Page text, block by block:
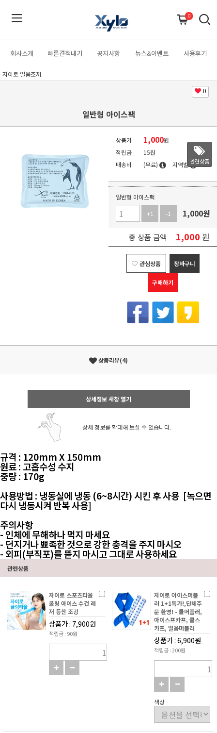
0
회사소개 빠른견적내기 공지사항 뉴스&이벤트 사용후기
자이로 얼음조끼
0
일반형 아이스팩
상품가 1,000원
적립금
15원
배송비
(무료) 지역별 관련상품
일반형 아이스팩
+1
-1 1,000원
총 상품 금액 1,000 원
관심상품 장바구니
구매하기
상품리뷰(4)
상세정보 새창 열기
상세 정보를 확대해 보실 수 있습니다.
규격 : 120mm X 150mm
원료 : 고흡수성 수지
중량 : 170g
사용방법 : 냉동실에 냉동 (6~8시간) 시킨 후 사용 [녹으면
다시 냉동시켜 반복 사용]
주의사항
- 인체에 무해하나 먹지 마세요
- 던지거나 뾰족한 것으로 강한 충격을 주지 마시오
- 외피(부직포)를 뜯지 마시고 그대로 사용하세요
관련상품
자이로 스포츠타올
쿨링 아이스 수건 레
저 등산 조깅
상품가 : 7,900원
적립금 : 90원
자이로 아이스머플
러 1+1특가!,단체주
문 환영! - 쿨머플러,
아이스프카프, 쿨스
카프, 얼음머플러
상품가 : 6,900원
적립금 : 200원
색상